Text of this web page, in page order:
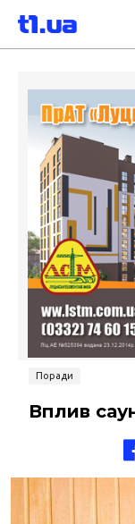
Поради
Вплив